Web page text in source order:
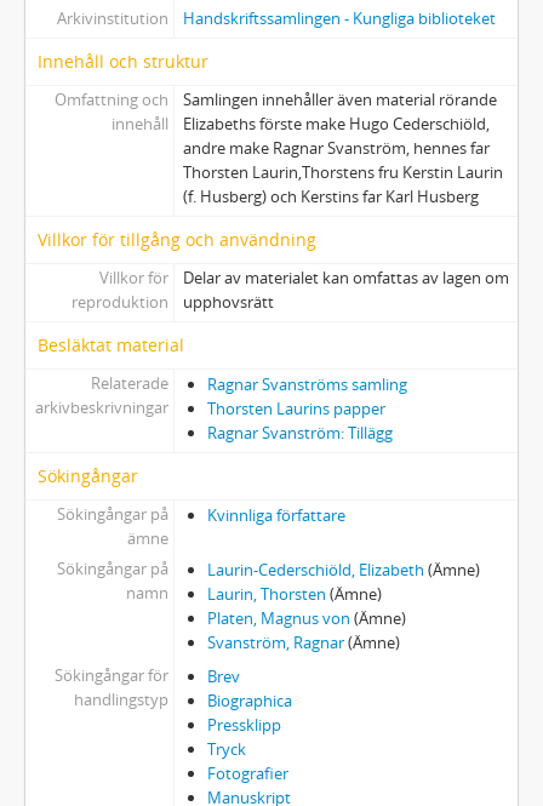
Arkivinstitution
Handskriftssamlingen - Kungliga biblioteket
Innehåll och struktur
Omfattning och
innehåll
Samlingen innehåller även material rörande
Elizabeths förste make Hugo Cederschiöld,
andre make Ragnar Svanström, hennes far
Thorsten Laurin,Thorstens fru Kerstin Laurin
(f. Husberg) och Kerstins far Karl Husberg
Villkor för tillgång och användning
Villkor för
reproduktion
Delar av materialet kan omfattas av lagen om
upphovsrätt
Besläktat material
Relaterade
arkivbeskrivningar
Ragnar Svanströms samling
Thorsten Laurins papper
Ragnar Svanström: Tillägg
Sökingångar
Sökingångar på
ämne
Kvinnliga författare
Sökingångar på
namn
Laurin-Cederschiöld, Elizabeth (Ämne)
Laurin, Thorsten (Ämne)
Platen, Magnus von (Ämne)
Svanström, Ragnar(Ämne)
Sökingångar för
handlingstyp
Brev
Biographica
Pressklipp
Tryck
Fotografier
Manuskript